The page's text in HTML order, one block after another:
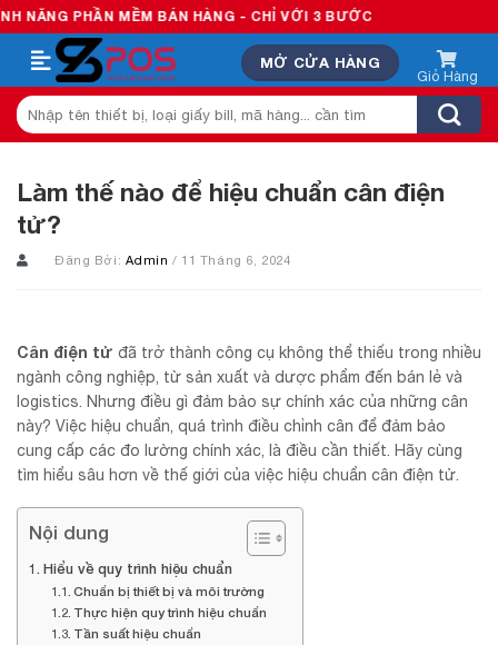
Skip
to
content
MỀM BÁN HÀNG - CHỈ VỚI 3 BƯỚC
MỞ CỬA HÀNG
Tìm
kiếm:
Làm thế nào để hiệu chuẩn cân điện
tử?
Đăng Bởi: Admin/ 11 Tháng 6, 2024
Cân điện tử đã trở thành công cụ không thể thiếu trong nhiều
ngành công nghiệp, từ sản xuất và dược phẩm đến bán lẻ và
logistics. Nhưng điều gì đảm bảo sự chính xác của những cân
này? Việc hiệu chuẩn, quá trình điều chỉnh cân để đảm bảo
cung cấp các đo lường chính xác, là điều cần thiết. Hãy cùng
tìm hiểu sâu hơn về thế giới của việc hiệu chuẩn cân điện tử.
Nội dung
Hiểu về quy trình hiệu chuẩn
Chuẩn bị thiết bị và môi trường
Thực hiện quy trình hiệu chuẩn
Tần suất hiệu chuẩn